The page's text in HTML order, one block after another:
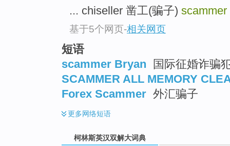
... chiseller 凿工(骗子) scammer
基于5个网页-相关网页
短语
scammer Bryan
国际征婚诈骗
SCAMMER ALL MEMORY
Forex Scammer 外汇骗子
更多网络短语
柯林斯英汉双解大词典